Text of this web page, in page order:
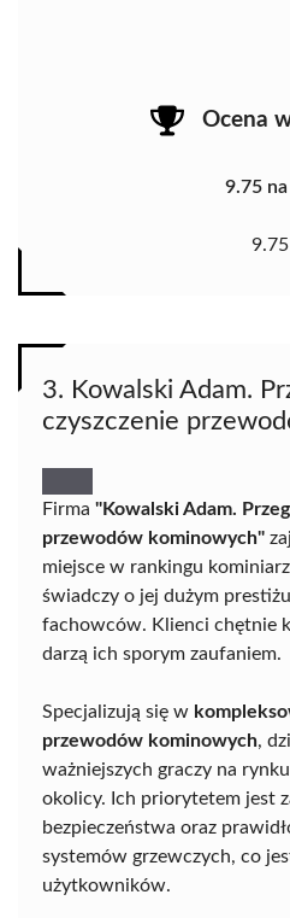
Ocena
9.75
9.75
3. Kowalski Adam.
czyszczenie
Firma "Kowalski Adam.
przewodów kominowych"
miejsce w rankingu
świadczy o jej dużym
fachowców. Klienci chętnie
darzą ich sporym zaufaniem.
Specjalizują się w
przewodów kominowych,
ważniejszych graczy na
okolicy. Ich priorytetem jest
bezpieczeństwa oraz
systemów grzewczych, co
użytkowników.